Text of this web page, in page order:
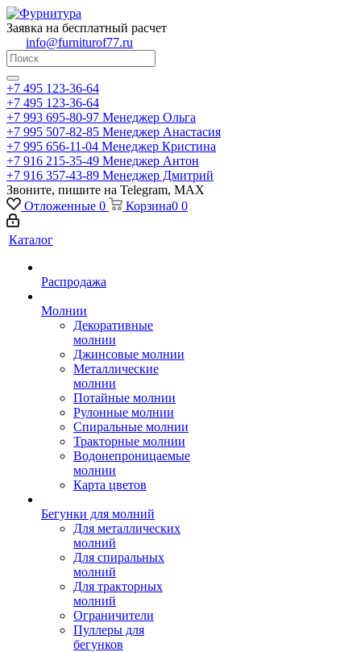
Заявка на бесплатный расчет
info@furniturof77.ru
+7 495 123-36-64
+7 495 123-36-64
+7 993 695-80-97 Менеджер Ольга
+7 995 507-82-85 Менеджер Анастасия
+7 995 656-11-04 Менеджер Кристина
+7 916 215-35-49 Менеджер Антон
+7 916 357-43-89 Менеджер Дмитрий
Звоните, пишите на Telegram, MAX
Отложенные 0 Корзина0 0
Каталог
Распродажа
Молнии
Декоративные
молнии
Джинсовые молнии
Металлические
молнии
Потайные молнии
Рулонные молнии
Спиральные молнии
Тракторные молнии
Водонепроницаемые
молнии
Карта цветов
Бегунки для молний
Для металлических
молний
Для спиральных
молний
Для тракторных
молний
Ограничители
Пуллеры для
бегунков